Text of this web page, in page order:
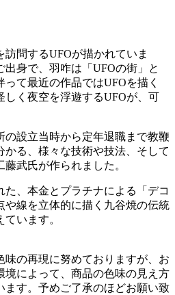
問するUFOが描かれていま
身で、羽咋は「UFOの街」と
て最近の作品ではUFOを描く
しく夜空を浮遊するUFOが、可
の設立当時から定年退職まで教鞭
かる、様々な技術や技法、そして
武氏が作られました。
た、本金とプラチナによる「デコ
や線を立体的に描く九谷焼の伝統
います。
味の再現に努めておりますが、お
境によって、商品の色味の見え方
ます。予めご了承のほどお願い致